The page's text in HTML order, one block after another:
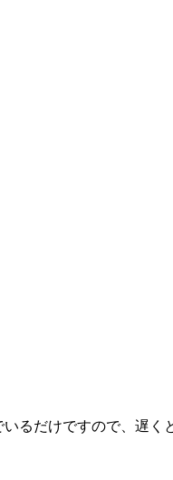
るだけですので、遅く